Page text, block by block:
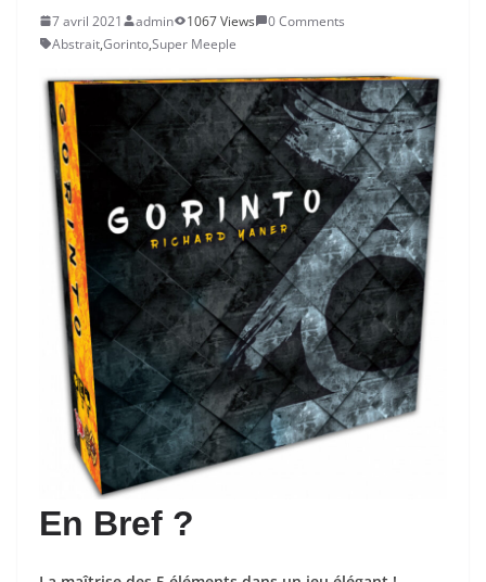
7 avril 2021 admin 1067 Views
0 Comments
Abstrait,Gorinto,Super Meeple
En Bref ?